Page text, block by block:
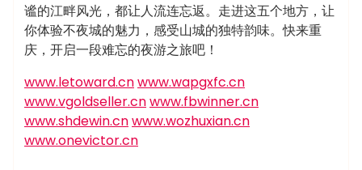
谧的江畔风光，都让人流连忘返。走进这五个地方，让
你体验不夜城的魅力，感受山城的独特韵味。快来重
庆，开启一段难忘的夜游之旅吧！
www.letoward.cnwww.wapgxfc.cn
www.vgoldseller.cnwww.fbwinner.cn
www.shdewin.cnwww.wozhuxian.cn
www.onevictor.cn